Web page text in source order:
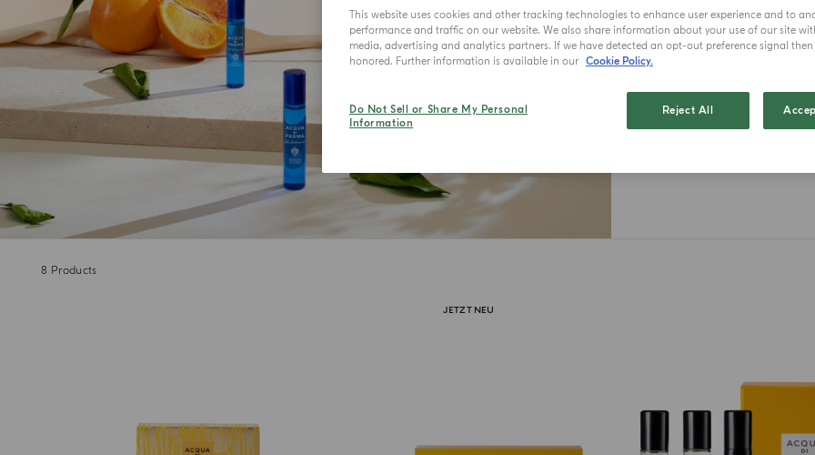
8 Products
JETZT NEU
This website uses cookies and other tracking technologies to enhance user experience and to
performance and traffic on our website. We also share information about your use of our site
media, advertising and analytics partners. If we have detected an opt-out preference signal
honored. Further information is available in our Cookie Policy.
Do Not Sell or Share My Personal
Information
Reject All